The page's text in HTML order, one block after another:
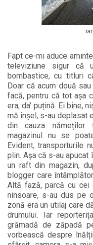
Fapt ce-mi aduce
televiziune sigur că
bombastice, cu titluri
Doar că acum două
facă, pentru că tot așa
era, da' puțină. Ei bine,
mă înșel, s-au deplasat
din cauza nămeților
magazinul nu se
Evident, transporturile
plin. Așa că s-au
un raft din magazin,
blogger care
Altă fază, parcă cu cei
ninsoare, s-au dus pe
zonă era un utilaj care
drumului. Iar
grămadă de zăpadă
vorbească despre